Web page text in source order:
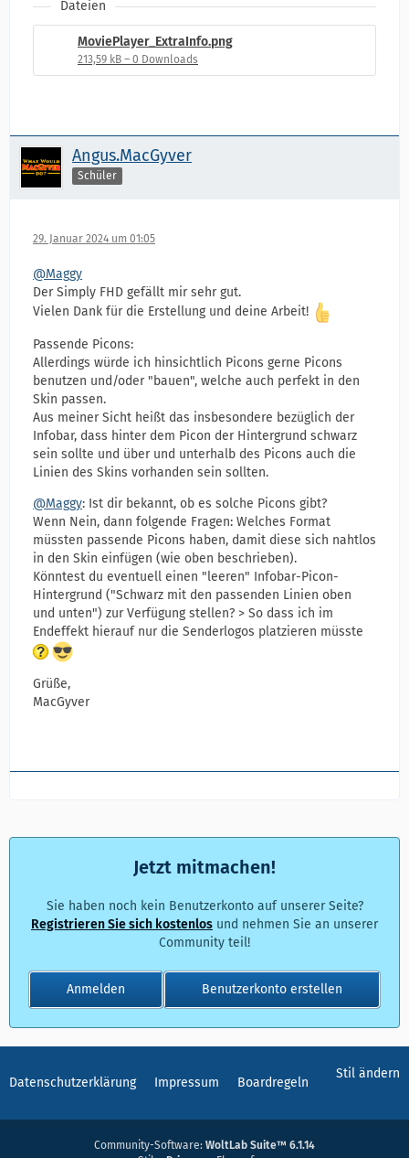
Dateien
MoviePlayer_ExtraInfo.png
213,59 kB – 0 Downloads
Angus.MacGyver
Schüler
29. Januar 2024 um 01:05
@Maggy
Der Simply FHD gefällt mir sehr gut.
Vielen Dank für die Erstellung und deine Arbeit!
Passende Picons:
Allerdings würde ich hinsichtlich Picons gerne Picons
benutzen und/oder "bauen", welche auch perfekt in den
Skin passen.
Aus meiner Sicht heißt das insbesondere bezüglich der
Infobar, dass hinter dem Picon der Hintergrund schwarz
sein sollte und über und unterhalb des Picons auch die
Linien des Skins vorhanden sein sollten.
@Maggy: Ist dir bekannt, ob es solche Picons gibt?
Wenn Nein, dann folgende Fragen: Welches Format
müssten passende Picons haben, damit diese sich nahtlos
in den Skin einfügen (wie oben beschrieben).
Könntest du eventuell einen "leeren" Infobar-Picon-
Hintergrund ("Schwarz mit den passenden Linien oben
und unten") zur Verfügung stellen? > So dass ich im
Endeffekt hierauf nur die Senderlogos platzieren müsste
Grüße,
MacGyver
Jetzt mitmachen!
Sie haben noch kein Benutzerkonto auf unserer Seite?
Registrieren Sie sich kostenlos und nehmen Sie an unserer
Community teil!
Benutzerkonto erstellen
Anmelden
Stil ändern
Datenschutzerklärung Impressum Boardregeln
Community-Software: WoltLab Suite™ 6.1.14